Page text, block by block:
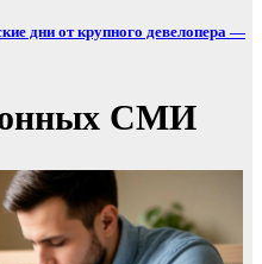
дни от крупного девелопера —